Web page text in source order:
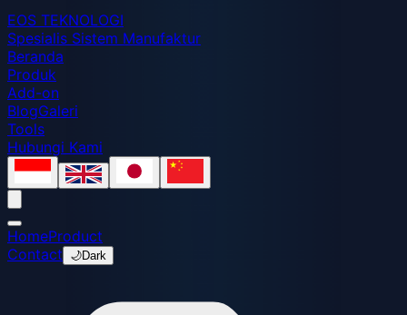
EOS TEKNOLOGI
Spesialis Sistem Manufaktur
Beranda
Produk
Add-on
BlogGaleri
Tools
Hubungi Kami
HomeProduct
Contact
🌙Dark